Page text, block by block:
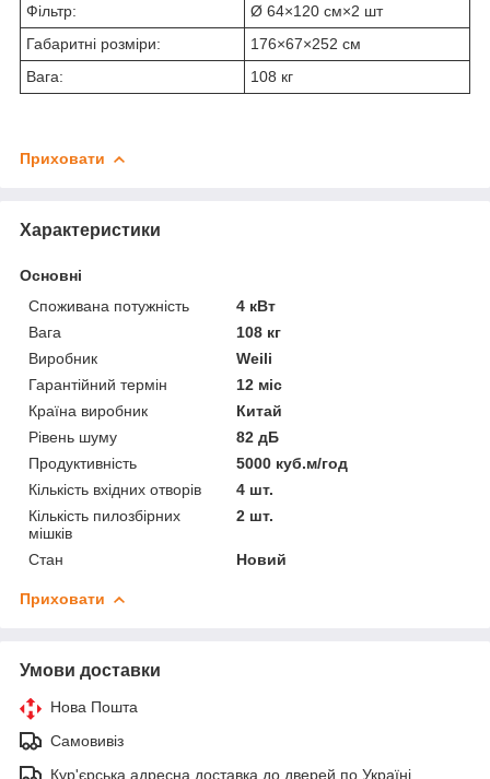
Фільтр:
Ø 64×120 см×2 шт
Габаритні розміри:
176×67×252 см
Вага:
108 кг
Приховати
Характеристики
Основні
Споживана потужність
4 кВт
Вага
108 кг
Виробник
Weili
Гарантійний термін
12 міс
Країна виробник
Китай
Рівень шуму
82 дБ
Продуктивність
5000 куб.м/год
Кількість вхідних отворів
4 шт.
Кількість пилозбірних
мішків
2 шт.
Стан Новий
Приховати
Умови доставки
Нова Пошта
Самовивіз
Кур'єрська адресна доставка до дверей по Україні